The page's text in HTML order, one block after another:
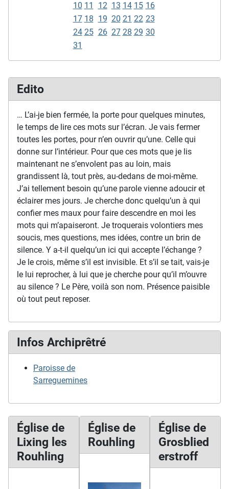
Edito
… L’ai-je bien fermée, la porte pour quelques minutes,
le temps de lire ces mots sur l’écran. Je vais fermer
toutes les portes, pour n’en ouvrir qu’une. Celle qui
donne sur l’intérieur. Pour que ces mots que je lis
maintenant ne s’envolent pas au loin, mais
grandissent là, tout près, au-dedans de moi-même.
J’ai tellement besoin qu’une parole vienne adoucir et
éclairer mes jours. Je cherche donc quelqu’un à qui
confier mes maux pour faire descendre en moi les
mots qui m’apaiseront. Je troquerais volontiers mes
soucis, mes questions, mes idées, contre un brin de
silence. Y a-t-il quelqu’un ici qui accepte l’échange ?
Je le crois, même s’il est invisible. Et s’il se tait, vais-je
le lui reprocher, à lui que je cherche pour qu’il m’ouvre
au silence ? Le Père, voilà son nom. Présence paisible
où tout peut reposer.
Infos Archiprêtré
Paroisse de
Sarreguemines
10 11 12 13 14 15 16
17 18 19 20 21 22 23
24 25 26 27 28 29 30
31
Église de
Lixing les
Rouhling
Église de
Rouhling
Église de
Grosblied
erstroff